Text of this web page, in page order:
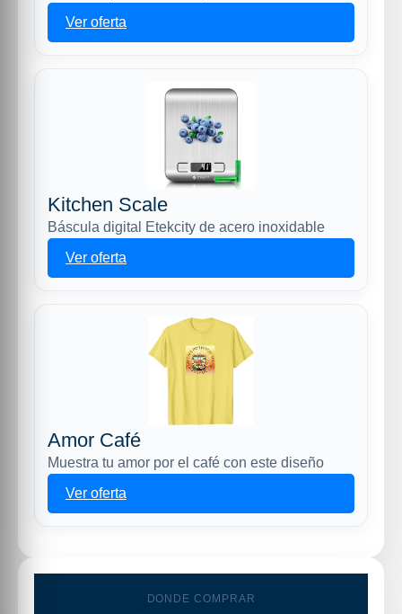
Ver oferta
Kitchen Scale
Báscula digital Etekcity de acero inoxidable
Ver oferta
Amor Café
Muestra tu amor por el café con este diseño
Ver oferta
DONDE COMPRAR